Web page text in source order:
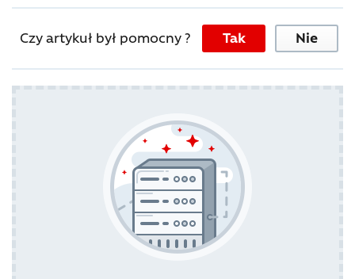
Czy artykuł był pomocny ? Tak Nie